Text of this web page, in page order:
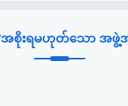
စိုးရမဟုတ်သော အဖွဲ့အ